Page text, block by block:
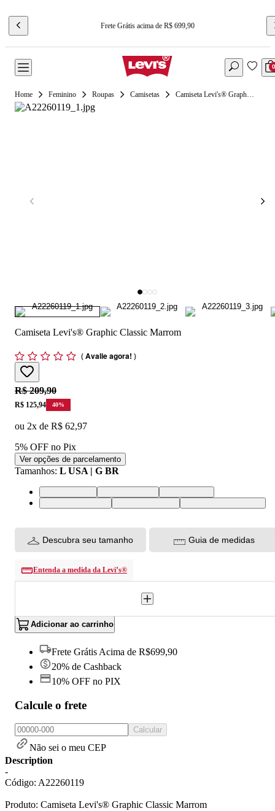
Frete Grátis acima de R$ 699,90
0
Feminino Roupas Camisetas Camiseta Levi's® Graphic Classic Marrom
Camiseta Levi's® Graphic Classic Marrom
(Avalie agora! )
Original price:
R$ 209,90
Price:
R$ 125,94 40%
ou 2x de R$ 62,97
5% OFF no Pix
Ver opções de parcelamento
Tamanhos: L USA | G BR
L USA | G BRM USA | M BRS USA | P BR
XL USA | GG BRXS USA | PP BRXXL USA | EGG BR
Descubra seu tamanho Guia de medidas
Entenda a medida da Levi’s®
Adicionar ao carrinho
Frete Grátis Acima de R$699,90
20% de Cashback
10% OFF no PIX
Calcule o frete
Calcular
Não sei o meu CEP
Description
-
Código: A22260119
Produto: Camiseta Levi's® Graphic Classic Marrom